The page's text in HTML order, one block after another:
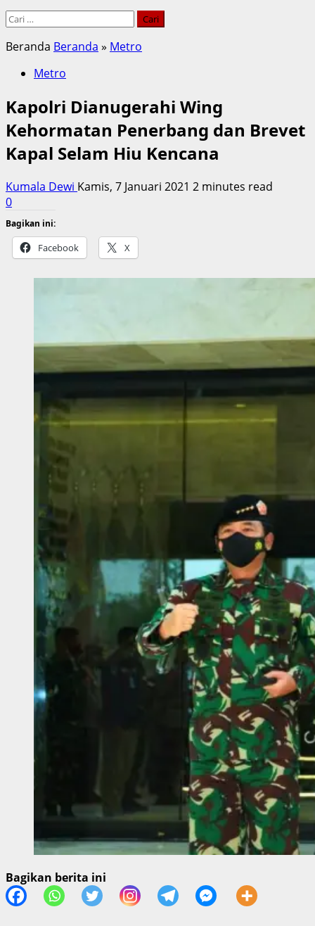
Cari
Beranda Beranda » Metro
Metro
Kapolri Dianugerahi Wing
Kehormatan Penerbang dan Brevet
Kapal Selam Hiu Kencana
Kumala Dewi Kamis, 7 Januari 2021 2 minutes read
0
Bagikan ini:
Facebook X
Bagikan berita ini